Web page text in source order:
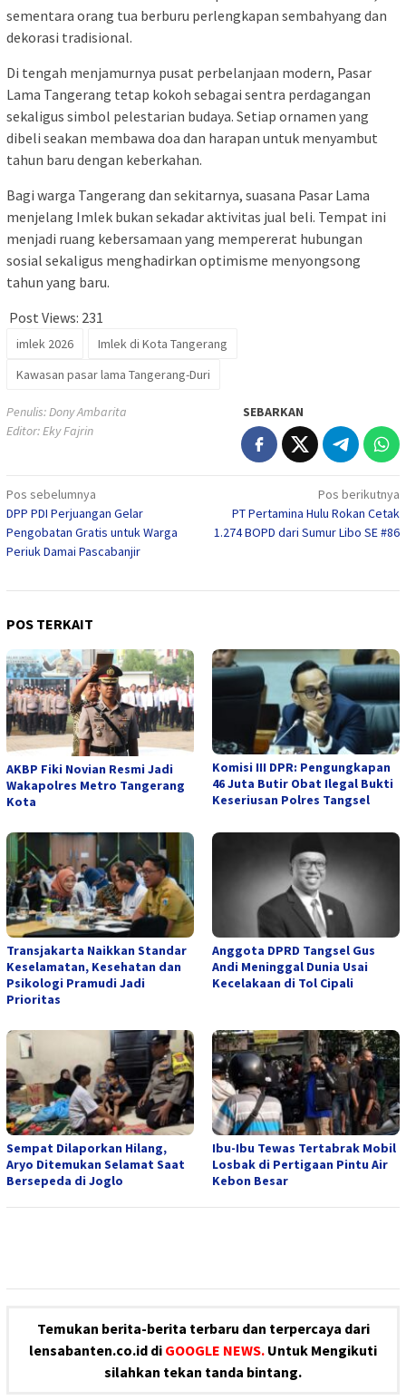
sementara orang tua berburu perlengkapan sembahyang dan
dekorasi tradisional.
Di tengah menjamurnya pusat perbelanjaan modern, Pasar
Lama Tangerang tetap kokoh sebagai sentra perdagangan
sekaligus simbol pelestarian budaya. Setiap ornamen yang
dibeli seakan membawa doa dan harapan untuk menyambut
tahun baru dengan keberkahan.
Bagi warga Tangerang dan sekitarnya, suasana Pasar Lama
menjelang Imlek bukan sekadar aktivitas jual beli. Tempat ini
menjadi ruang kebersamaan yang mempererat hubungan
sosial sekaligus menghadirkan optimisme menyongsong
tahun yang baru.
Post Views: 231
imlek 2026
Imlek di Kota Tangerang
Kawasan pasar lama Tangerang-Duri
Penulis: Dony Ambarita
Editor: Eky Fajrin
SEBARKAN
Navigasi
pos
Pos sebelumnya
DPP PDI Perjuangan Gelar
Pengobatan Gratis untuk Warga
Periuk Damai Pascabanjir
Pos berikutnya
PT Pertamina Hulu Rokan Cetak
1.274 BOPD dari Sumur Libo SE #86
POS TERKAIT
AKBP Fiki Novian Resmi Jadi
Wakapolres Metro Tangerang
Kota
Komisi III DPR: Pengungkapan
46 Juta Butir Obat Ilegal Bukti
Keseriusan Polres Tangsel
Transjakarta Naikkan Standar
Keselamatan, Kesehatan dan
Psikologi Pramudi Jadi
Prioritas
Anggota DPRD Tangsel Gus
Andi Meninggal Dunia Usai
Kecelakaan di Tol Cipali
Sempat Dilaporkan Hilang,
Aryo Ditemukan Selamat Saat
Bersepeda di Joglo
Ibu-Ibu Tewas Tertabrak Mobil
Losbak di Pertigaan Pintu Air
Kebon Besar
Temukan berita-berita terbaru dan terpercaya dari
lensabanten.co.id di GOOGLE NEWS. Untuk Mengikuti
silahkan tekan tanda bintang.